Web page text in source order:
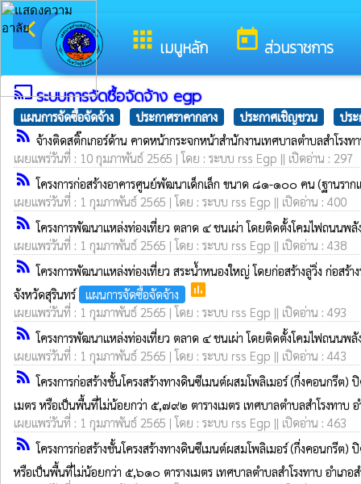
apps เมนูหลัก today ส่วนราชการ
arrow_back_ios กลับเมนูหลัก ยินดีต้อนรับสู่เว็บไซต์ของ เท
castระบบการจัดซื้อจัดจ้าง egp
แผนการจัดซื้อจัดจ้าง ประกาศราคากลาง ประกาศเชิญชวน ประ
rss_feed จ้างติดสติ๊กเกอร์ด้าน คาดหน้ากระจกหน้าสำนักงานเทศบาลตำบลสำโรงท
เผยแพร่วันที่ : 10 กุมภาพันธ์ 2565 | โดย : ระบบ rss Egp || เปิดอ่าน : 297
rss_feed โครงการก่อสร้างอาคารศูนย์พัฒนาเด็กเล็ก ขนาด ๘๑-๑๐๐ คน (ฐานรา
เผยแพร่วันที่ : 1 กุมภาพันธ์ 2565 | โดย : ระบบ rss Egp || เปิดอ่าน : 400
rss_feed โครงการพัฒนาแหล่งท่องเที่ยว ตลาด ๔ ชนเผ่า โดยติดตั้งโคมไฟถนนพ
เผยแพร่วันที่ : 1 กุมภาพันธ์ 2565 | โดย : ระบบ rss Egp || เปิดอ่าน : 438
rss_feed โครงการพัฒนาแหล่งท่องเที่ยว สระน้ำหนองใหญ่ โดยก่อสร้างลู่วิ่ง ก่อสร้
จังหวัดสุรินทร์ แผนการจัดซื้อจัดจ้าง poll
เผยแพร่วันที่ : 1 กุมภาพันธ์ 2565 | โดย : ระบบ rss Egp || เปิดอ่าน : 493
rss_feed โครงการพัฒนาแหล่งท่องเที่ยว ตลาด ๔ ชนเผ่า โดยติดตั้งโคมไฟถนนพ
เผยแพร่วันที่ : 1 กุมภาพันธ์ 2565 | โดย : ระบบ rss Egp || เปิดอ่าน : 443
rss_feed โครงการก่อสร้างชั้นโครงสร้างทางดินซีเมนต์ผสมโพลิเมอร์ (กึ่งคอนก
เมตร หรือเป็นพื้นที่ไม่น้อยกว่า ๕,๗๙๒ ตารางเมตร เทศบาลตำบลสำโรงทาบ
เผยแพร่วันที่ : 1 กุมภาพันธ์ 2565 | โดย : ระบบ rss Egp || เปิดอ่าน : 463
rss_feed โครงการก่อสร้างชั้นโครงสร้างทางดินซีเมนต์ผสมโพลิเมอร์ (กึ่งคอนก
หรือเป็นพื้นที่ไม่น้อยกว่า ๕,๖๑๐ ตารางเมตร เทศบาลตำบลสำโรงทาบ อำเภอ